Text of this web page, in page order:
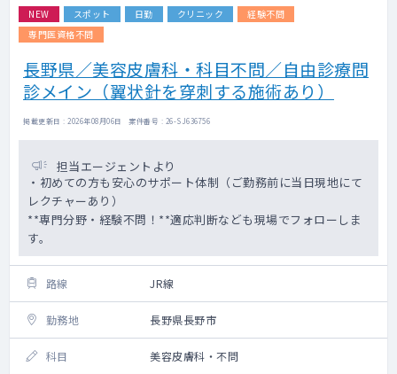
NEW スポット 日勤 クリニック
経験不問
専門医資格不問
長野県／美容皮膚科・科目不問／自由診療問
診メイン（翼状針を穿刺する施術あり）
掲載更新日 : 2026年08月06日 案件番号 : 26-SJ636756
担当エージェントより
・初めての方も安心のサポート体制（ご勤務前に当日現地にて
レクチャーあり）
**専門分野・経験不問！**適応判断なども現場でフォローしま
す。
路線 JR線
勤務地 長野県長野市
科目 美容皮膚科・不問